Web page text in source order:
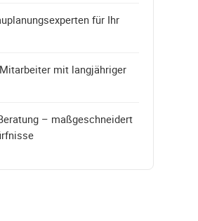
für Ihr
mit langjähriger
– maßgeschneidert